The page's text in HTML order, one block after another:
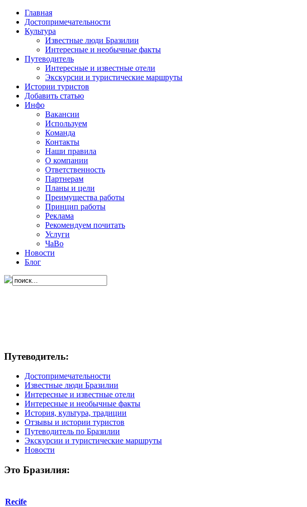
Главная
Достопримечательности
Культура
Известные люди Бразилии
Интересные и необычные факты
Путеводитель
Интересные и известные отели
Экскурсии и туристические маршруты
Истории туристов
Добавить статью
Инфо
Вакансии
Используем
Команда
Контакты
Наши правила
О компании
Ответственность
Партнерам
Планы и цели
Преимущества работы
Принцип работы
Реклама
Рекомендуем почитать
Услуги
ЧаВо
Новости
Блог
Путеводитель:
Достопримечательности
Известные люди Бразилии
Интересные и известные отели
Интересные и необычные факты
История, культура, традиции
Отзывы и истории туристов
Путеводитель по Бразилии
Экскурсии и туристические маршруты
Новости
Это Бразилия:
Recife